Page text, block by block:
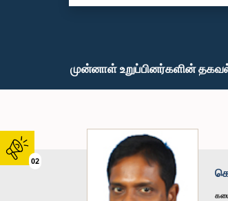
02
முன்னாள் உறுப்பினர்களின் தகவல்